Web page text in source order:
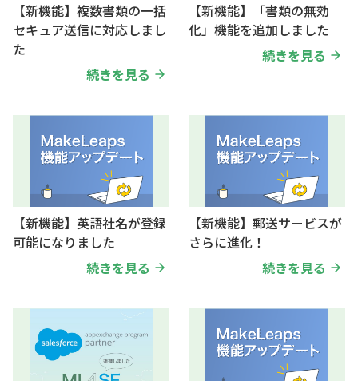
【新機能】複数書類の一括
セキュア送信に対応しまし
た
続きを見る
【新機能】「書類の無効
化」機能を追加しました
続きを見る
【新機能】英語社名が登録
可能になりました
続きを見る
【新機能】郵送サービスが
さらに進化！
続きを見る